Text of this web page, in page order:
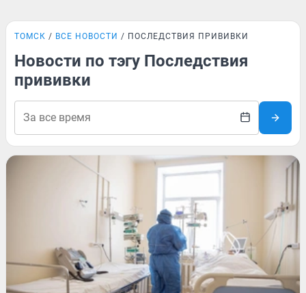
ТОМСК ВСЕ НОВОСТИ ПОСЛЕДСТВИЯ ПРИВИВКИ
Новости по тэгу Последствия
прививки